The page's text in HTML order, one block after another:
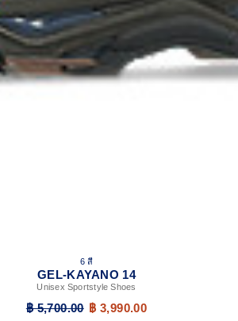
6 สี
GEL-KAYANO 14
Unisex Sportstyle Shoes
฿ 5,700.00 ฿ 3,990.00